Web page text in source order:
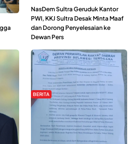
NasDem Sultra Geruduk Kantor
PWI, KKJ Sultra Desak Minta Maaf
dan Dorong Penyelesaian ke
Dewan Pers
BERITA
Hipmawani Bersama DPRD Sultra
Sepakati RDP Perihal IUP
Pertambangan di Pulau Wawonii